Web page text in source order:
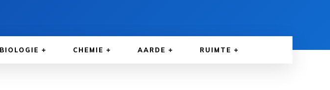
BIOLOGIE CHEMIE AARDE RUIMTE